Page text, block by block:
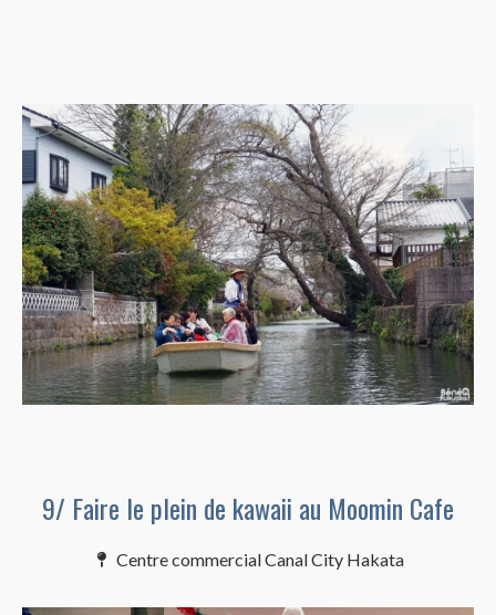
9/ Faire le plein de kawaii au Moomin Cafe
Centre commercial Canal City Hakata